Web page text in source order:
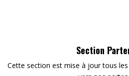
Section
Cette section est mise à jour tous